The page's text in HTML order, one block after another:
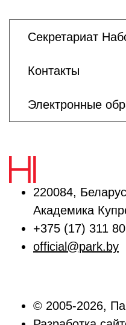
Секретариат
Контакты
Электронные
220084,
Академика
+375 (17) 311
official@park.by
© 2005-2026,